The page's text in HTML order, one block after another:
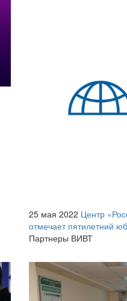
25 мая 2022 Центр
отмечает пятилетний
Партнеры ВИВТ